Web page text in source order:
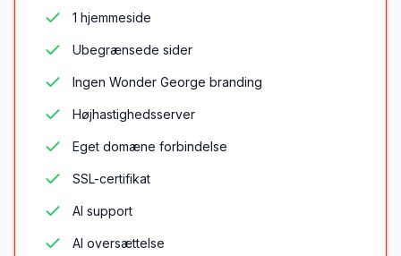
1 hjemmeside
Ubegrænsede sider
Ingen Wonder George branding
Højhastighedsserver
Eget domæne forbindelse
SSL-certifikat
AI support
AI oversættelse